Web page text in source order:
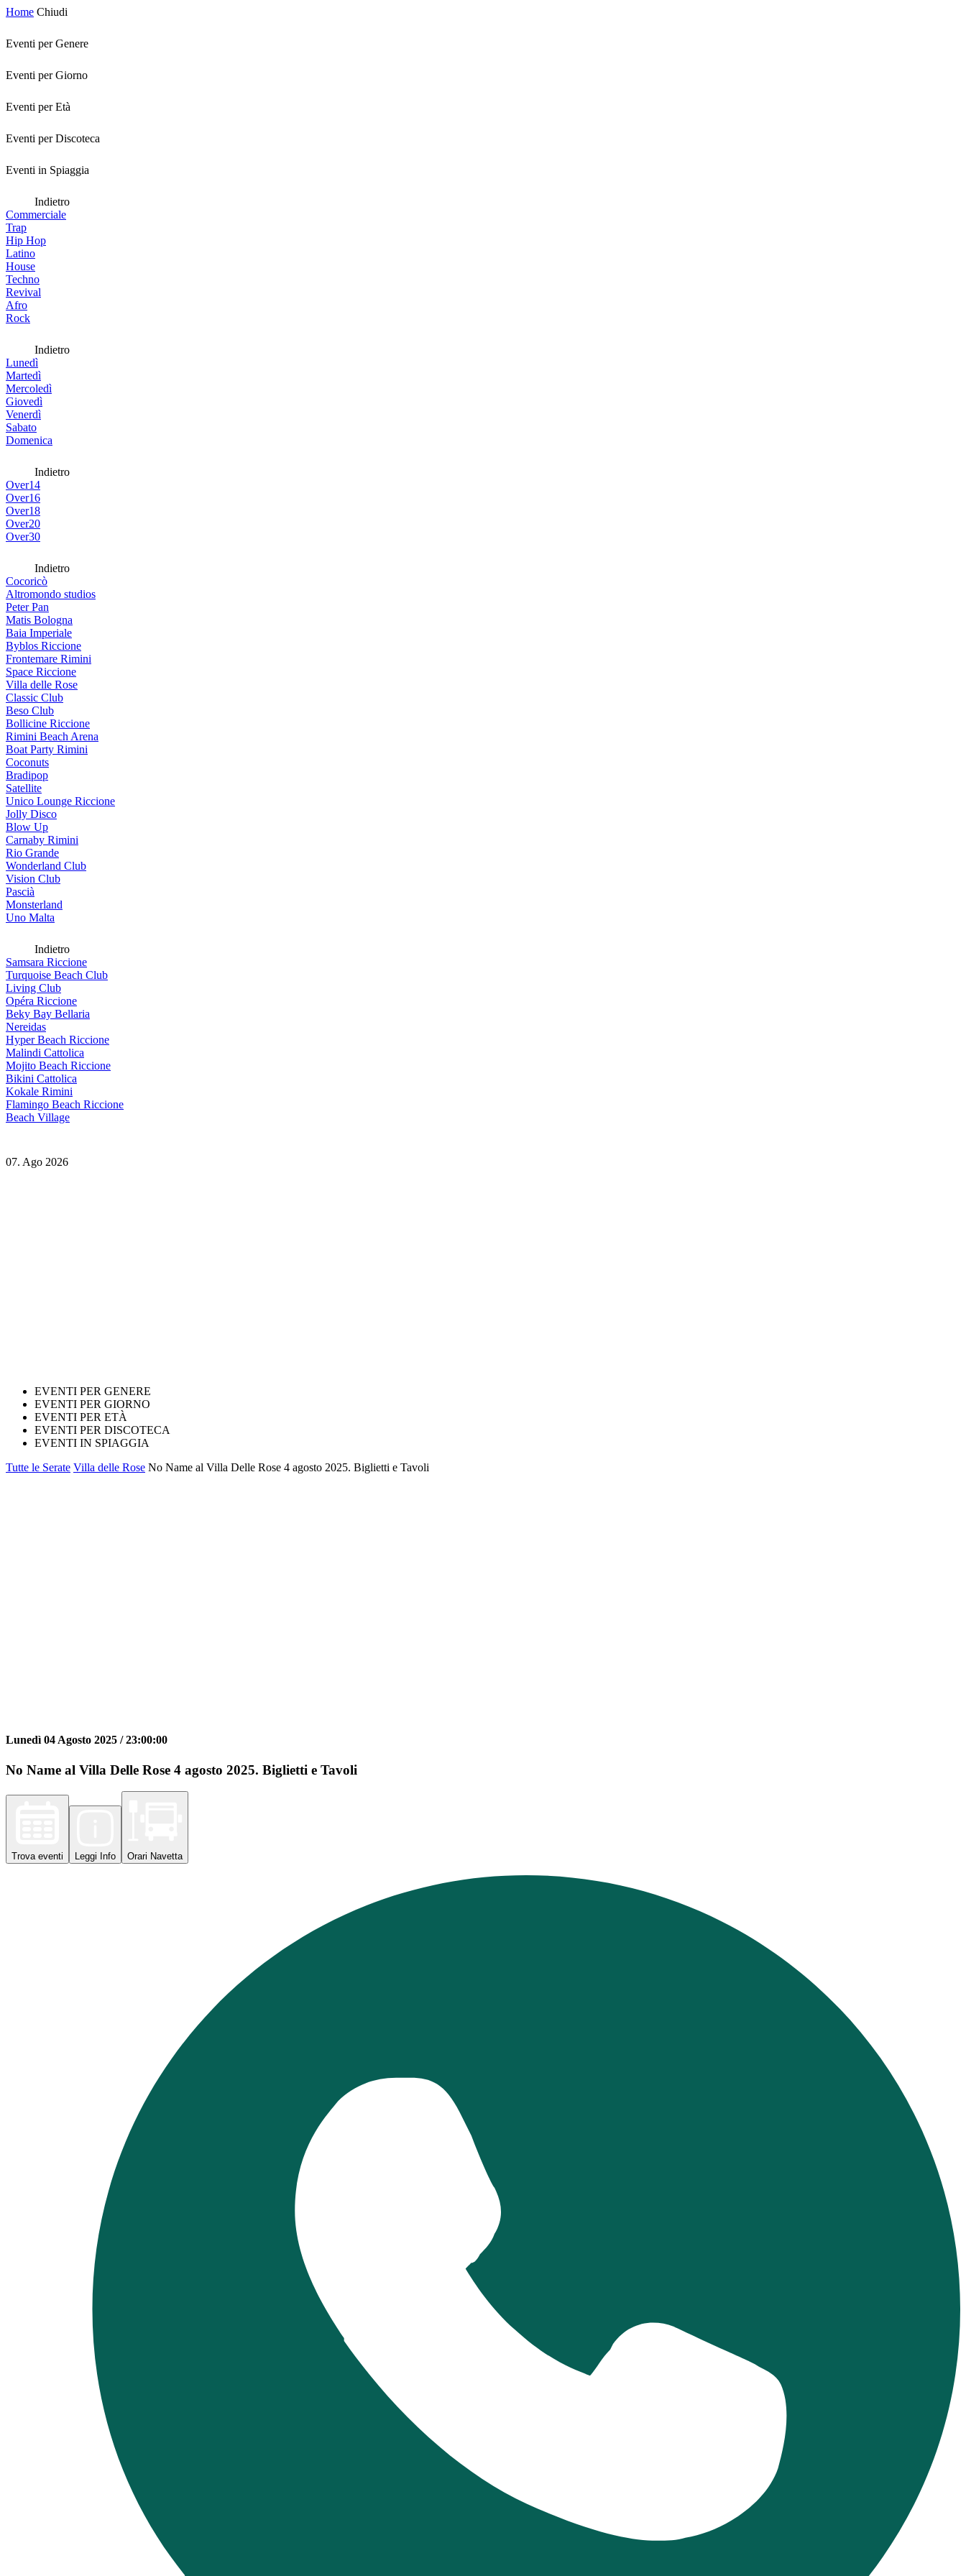
Home Chiudi
Eventi per Genere
Eventi per Giorno
Eventi per Età
Eventi per Discoteca
Eventi in Spiaggia
Indietro
Commerciale
Trap
Hip Hop
Latino
House
Techno
Revival
Afro
Rock
Indietro
Lunedì
Martedì
Mercoledì
Giovedì
Venerdì
Sabato
Domenica
Indietro
Over14
Over16
Over18
Over20
Over30
Indietro
Cocoricò
Altromondo studios
Peter Pan
Matis Bologna
Baia Imperiale
Byblos Riccione
Frontemare Rimini
Space Riccione
Villa delle Rose
Classic Club
Beso Club
Bollicine Riccione
Rimini Beach Arena
Boat Party Rimini
Coconuts
Bradipop
Satellite
Unico Lounge Riccione
Jolly Disco
Blow Up
Carnaby Rimini
Rio Grande
Wonderland Club
Vision Club
Pascià
Monsterland
Uno Malta
Indietro
Samsara Riccione
Turquoise Beach Club
Living Club
Opéra Riccione
Beky Bay Bellaria
Nereidas
Hyper Beach Riccione
Malindi Cattolica
Mojito Beach Riccione
Bikini Cattolica
Kokale Rimini
Flamingo Beach Riccione
Beach Village
07. Ago 2026
EVENTI PER GENERE
EVENTI PER GIORNO
EVENTI PER ETÀ
EVENTI PER DISCOTECA
EVENTI IN SPIAGGIA
Tutte le Serate Villa delle Rose No Name al Villa Delle Rose 4 agosto 2025. Biglietti e Tavoli
Lunedì 04 Agosto 2025 /23:00:00
No Name al Villa Delle Rose 4 agosto 2025. Biglietti e Tavoli
Trova eventi Leggi Info Orari Navetta